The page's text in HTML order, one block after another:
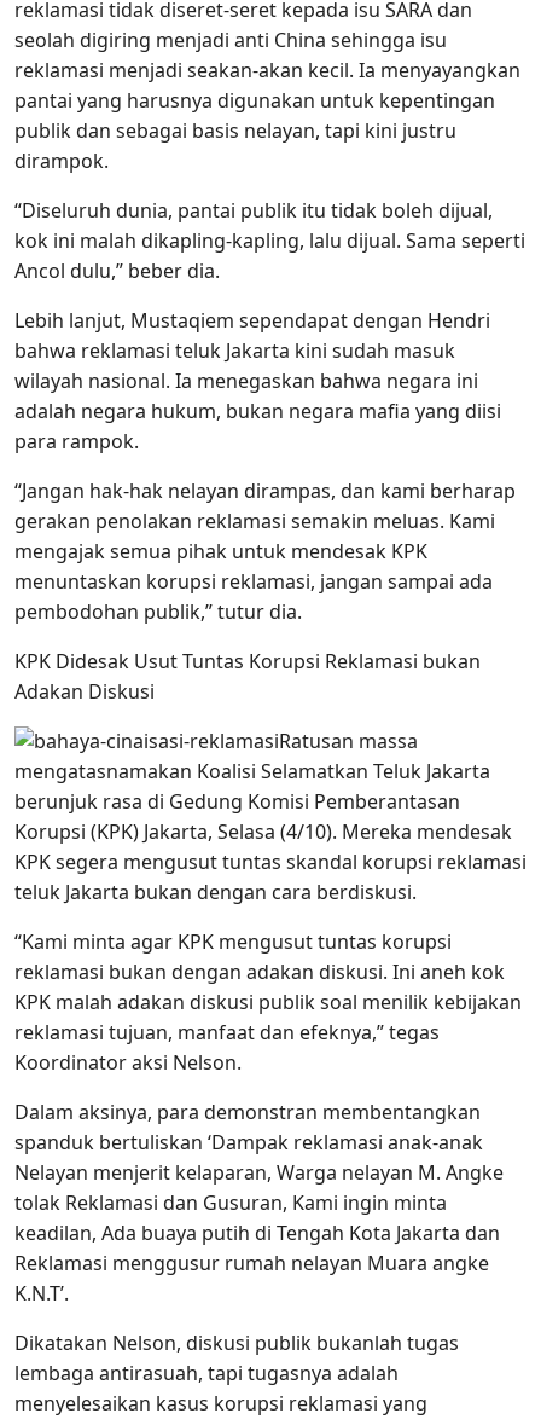
reklamasi tidak diseret-seret kepada isu SARA dan
seolah digiring menjadi anti China sehingga isu
reklamasi menjadi seakan-akan kecil. Ia menyayangkan
pantai yang harusnya digunakan untuk kepentingan
publik dan sebagai basis nelayan, tapi kini justru
dirampok.
“Diseluruh dunia, pantai publik itu tidak boleh dijual,
kok ini malah dikapling-kapling, lalu dijual. Sama seperti
Ancol dulu,” beber dia.
Lebih lanjut, Mustaqiem sependapat dengan Hendri
bahwa reklamasi teluk Jakarta kini sudah masuk
wilayah nasional. Ia menegaskan bahwa negara ini
adalah negara hukum, bukan negara mafia yang diisi
para rampok.
“Jangan hak-hak nelayan dirampas, dan kami berharap
gerakan penolakan reklamasi semakin meluas. Kami
mengajak semua pihak untuk mendesak KPK
menuntaskan korupsi reklamasi, jangan sampai ada
pembodohan publik,” tutur dia.
KPK Didesak Usut Tuntas Korupsi Reklamasi bukan
Adakan Diskusi
Ratusan massa
mengatasnamakan Koalisi Selamatkan Teluk Jakarta
berunjuk rasa di Gedung Komisi Pemberantasan
Korupsi (KPK) Jakarta, Selasa (4/10). Mereka mendesak
KPK segera mengusut tuntas skandal korupsi reklamasi
teluk Jakarta bukan dengan cara berdiskusi.
“Kami minta agar KPK mengusut tuntas korupsi
reklamasi bukan dengan adakan diskusi. Ini aneh kok
KPK malah adakan diskusi publik soal menilik kebijakan
reklamasi tujuan, manfaat dan efeknya,” tegas
Koordinator aksi Nelson.
Dalam aksinya, para demonstran membentangkan
spanduk bertuliskan ‘Dampak reklamasi anak-anak
Nelayan menjerit kelaparan, Warga nelayan M. Angke
tolak Reklamasi dan Gusuran, Kami ingin minta
keadilan, Ada buaya putih di Tengah Kota Jakarta dan
Reklamasi menggusur rumah nelayan Muara angke
K.N.T’.
Dikatakan Nelson, diskusi publik bukanlah tugas
lembaga antirasuah, tapi tugasnya adalah
menyelesaikan kasus korupsi reklamasi yang